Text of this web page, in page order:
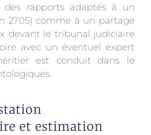
rapports adaptés à un
2705) comme à un partage
devant le tribunal judiciaire
avec un éventuel expert
est conduit dans le
et estimation